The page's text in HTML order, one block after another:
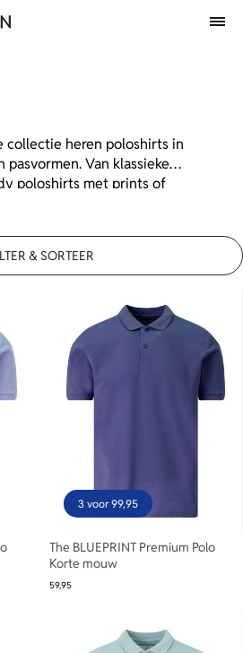
heren poloshirts in
Van klassieke
poloshirts met prints of
mouwen: vind jouw
korting in onze poloshirt
& SORTEER
3 voor 99,95
The BLUEPRINT Premium Polo
Korte mouw
59,95